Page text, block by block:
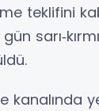
teklifini
kanalında